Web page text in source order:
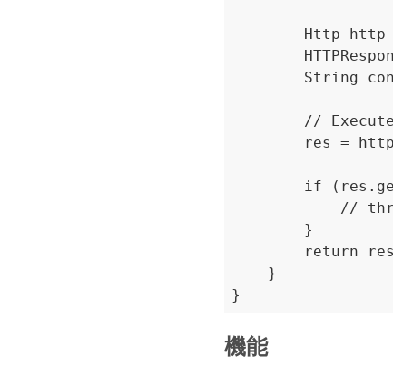
Http http
String
//
res =
if
//
        }
return
    }
機能